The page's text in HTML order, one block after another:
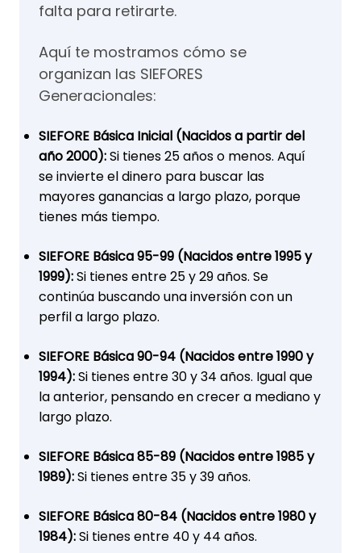
falta para retirarte.
Aquí te mostramos cómo se
organizan las SIEFORES
Generacionales:
SIEFORE Básica Inicial (Nacidos a partir del
año 2000):Si tienes 25 años o menos. Aquí
se invierte el dinero para buscar las
mayores ganancias a largo plazo, porque
tienes más tiempo.
SIEFORE Básica 95-99 (Nacidos entre 1995 y
1999):Si tienes entre 25 y 29 años. Se
continúa buscando una inversión con un
perfil a largo plazo.
SIEFORE Básica 90-94 (Nacidos entre 1990 y
1994):Si tienes entre 30 y 34 años. Igual que
la anterior, pensando en crecer a mediano y
largo plazo.
SIEFORE Básica 85-89 (Nacidos entre 1985 y
1989):Si tienes entre 35 y 39 años.
SIEFORE Básica 80-84 (Nacidos entre 1980 y
1984):Si tienes entre 40 y 44 años.